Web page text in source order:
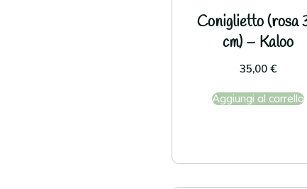
Coniglietto (rosa
cm) – Kaloo
35,00 €
Aggiungi al carrello